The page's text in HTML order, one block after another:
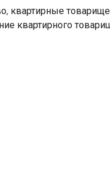
дать
нам
, квартирные
квартирного